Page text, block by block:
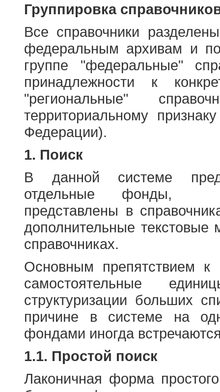
Группировка
Все справочники
федеральным архивам и
группе "федеральные"
принадлежности к
"региональные"
территориальному
Федерации).
1. Поиск
В данной системе
отдельные фонды,
представлены в
дополнительные
справочниках.
Основным препятствием
самостоятельные
структуризации больших
причине в системе на
фондами иногда
1.1. Простой поиск
Лаконичная форма